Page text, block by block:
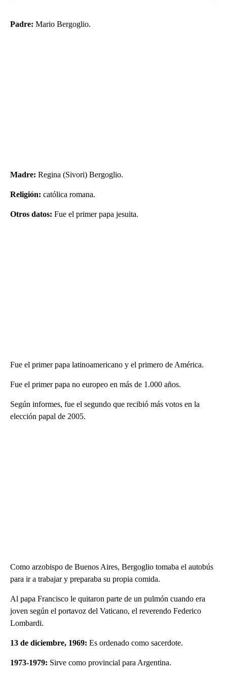
Padre: Mario Bergoglio.
Madre: Regina (Sivori) Bergoglio.
Religión: católica romana.
Otros datos: Fue el primer papa jesuita.
Fue el primer papa latinoamericano y el primero de América.
Fue el primer papa no europeo en más de 1.000 años.
Según informes, fue el segundo que recibió más votos en la
elección papal de 2005.
Como arzobispo de Buenos Aires, Bergoglio tomaba el autobús
para ir a trabajar y preparaba su propia comida.
Al papa Francisco le quitaron parte de un pulmón cuando era
joven según el portavoz del Vaticano, el reverendo Federico
Lombardi.
13 de diciembre, 1969: Es ordenado como sacerdote.
1973-1979: Sirve como provincial para Argentina.